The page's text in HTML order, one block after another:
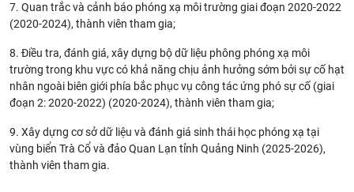
7. Quan trắc và cảnh báo phóng xạ môi trường giai đoạn 2020-2022
(2020-2024), thành viên tham gia;
8. Điều tra, đánh giá, xây dựng bộ dữ liệu phông phóng xạ môi
trường trong khu vực có khả năng chịu ảnh hưởng sớm bởi sự cố hạt
nhân ngoài biên giới phía bắc phục vụ công tác ứng phó sự cố (giai
đoạn 2: 2020-2022) (2020-2024), thành viên tham gia;
9. Xây dựng cơ sở dữ liệu và đánh giá sinh thái học phóng xạ tại
vùng biển Trà Cổ và đảo Quan Lạn tỉnh Quảng Ninh (2025-2026),
thành viên tham gia.